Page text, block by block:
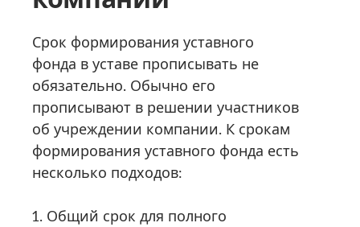
Срок формирования уставного
фонда в уставе прописывать не
обязательно. Обычно его
прописывают в решении участников
об учреждении компании. К срокам
формирования уставного фонда есть
несколько подходов:
Общий срок для полного